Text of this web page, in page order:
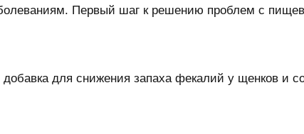
Первый шаг к решению проблем с
для снижения запаха фекалий у щенков и